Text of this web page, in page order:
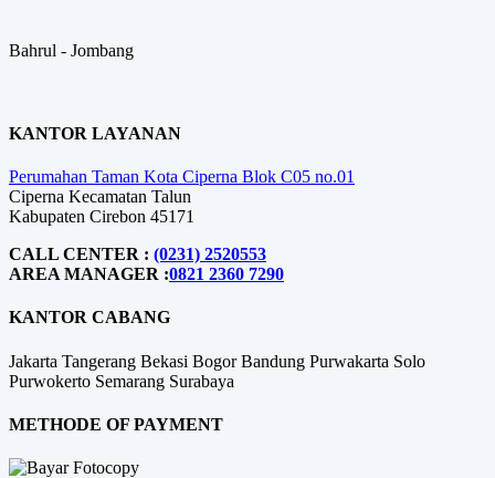
Bahrul - Jombang
KANTOR LAYANAN
Perumahan Taman Kota Ciperna Blok C05 no.01
Ciperna Kecamatan Talun
Kabupaten Cirebon 45171
CALL CENTER : (0231) 2520553
AREA MANAGER :0821 2360 7290
KANTOR CABANG
Jakarta Tangerang Bekasi BogorBandung Purwakarta Solo
Purwokerto Semarang Surabaya
METHODE OF PAYMENT